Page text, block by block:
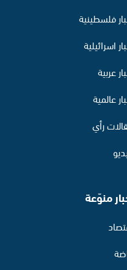
فلسطينية
اسرائيلية
عربية
عالمية
رأي
منوّعة